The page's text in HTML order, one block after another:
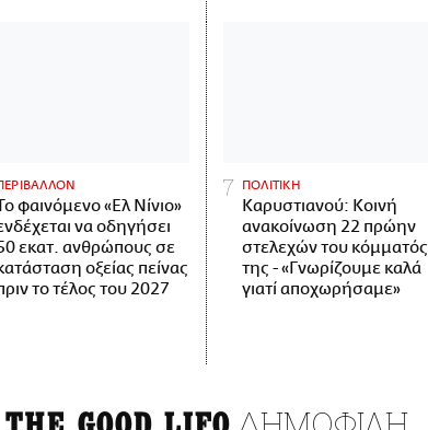
φαινόμενο «Ελ Νίνιο»
να οδηγήσει
εκατ. ανθρώπους σε
οξείας πείνας
το τέλος του 2027
ΠΟΛΙΤΙΚΗ
Καρυστιανού: Κοινή
ανακοίνωση 22 πρώην
στελεχών του κόμματός
της - «Γνωρίζουμε καλά
γιατί αποχωρήσαμε»